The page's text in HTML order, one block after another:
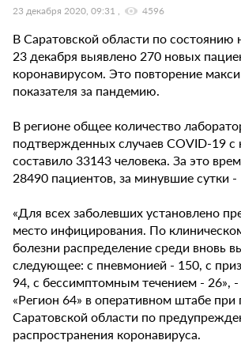
23 декабря 2020, 09:31 4596
В Саратовской области по состоянию
23 декабря выявлено 270 новых
коронавирусом. Это повторение
показателя за пандемию.
В регионе общее количество
подтвержденных случаев COVID-19 с
составило 33143 человека. За это
28490 пациентов, за минувшие сутки -
«Для всех заболевших установлено
место инфицирования. По
болезни распределение среди вновь
следующее: с пневмонией - 150, с
94, с бессимптомным течением -
«Регион 64» в оперативном штабе при
Саратовской области по
распространения коронавируса.